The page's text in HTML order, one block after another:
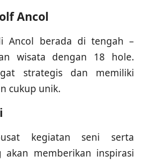
Ancol
Ancol berada di tengah –
wisata dengan 18 hole.
strategis dan memiliki
cukup unik.
kegiatan seni serta
akan memberikan inspirasi